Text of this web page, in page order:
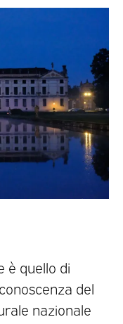
è quello di
del
nazionale